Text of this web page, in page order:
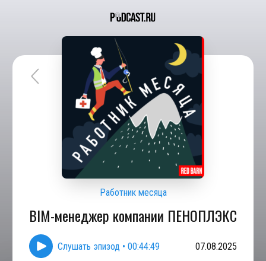
Работник месяца
BIM-менеджер компании ПЕНОПЛЭКС
Слушать эпизод • 00:44:49 07.08.2025